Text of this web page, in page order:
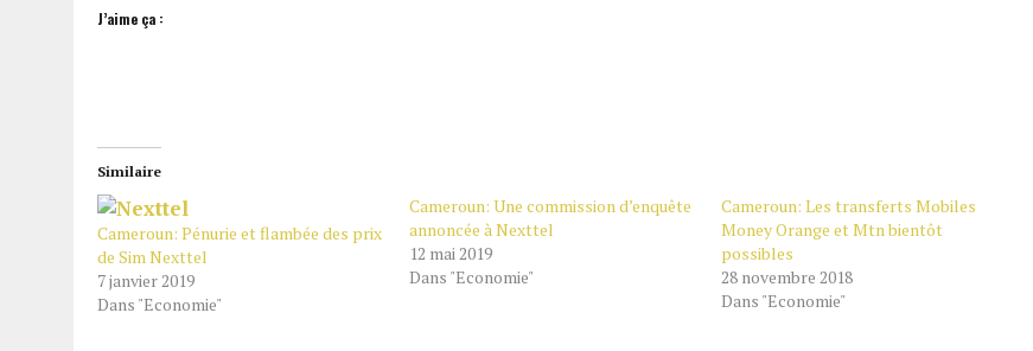
J’aime ça :
Similaire
Cameroun: Pénurie et flambée des prix
de Sim Nexttel
7 janvier 2019
Dans "Economie"
Cameroun: Une commission d’enquête
annoncée à Nexttel
12 mai 2019
Dans "Economie"
Cameroun: Les transferts Mobiles
Money Orange et Mtn bientôt
possibles
28 novembre 2018
Dans "Economie"